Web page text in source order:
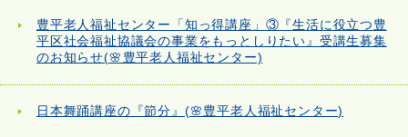
豊平老人福祉センター「知っ得講座」③『生活に役立つ豊
平区社会福祉協議会の事業をもっとしりたい』受講生募集
のお知らせ(🌸豊平老人福祉センター)
日本舞踊講座の『節分』(🌸豊平老人福祉センター)